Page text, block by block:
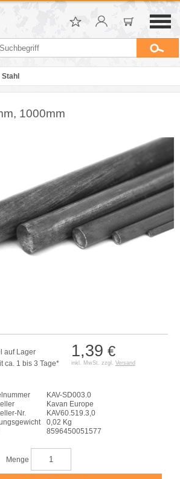
Stahl
1000mm
1,39 €
inkl. MwSt. zzgl. Versand
auf Lager
ca. 1 bis 3 Tage*
KAV-SD003.0
Kavan Europe
Nr.
KAV60.519.3,0
0,02 Kg
8596450051577
Menge